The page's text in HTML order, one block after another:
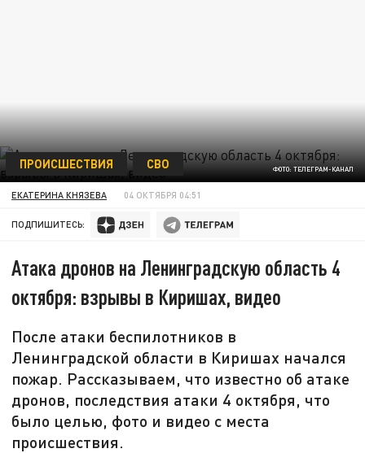
ФОТО: ТЕЛЕГРАМ-КАНАЛ
ПРОИСШЕСТВИЯ СВО
ЕКАТЕРИНА КНЯЗЕВА 04 ОКТЯБРЯ 04:51
ПОДПИШИТЕСЬ:
Атака дронов на Ленинградскую область 4
октября: взрывы в Киришах, видео
После атаки беспилотников в
Ленинградской области в Киришах начался
пожар. Рассказываем, что известно об атаке
дронов, последствия атаки 4 октября, что
было целью, фото и видео с места
происшествия.